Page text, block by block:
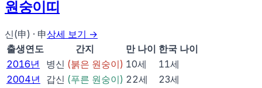
원숭이 띠
신(申) · 申상세 보기 →
출생연도
간지 만 나이 한국 나이
2016년 병신 (붉은 원숭이) 10세 11세
2004년 갑신 (푸른 원숭이) 22세 23세